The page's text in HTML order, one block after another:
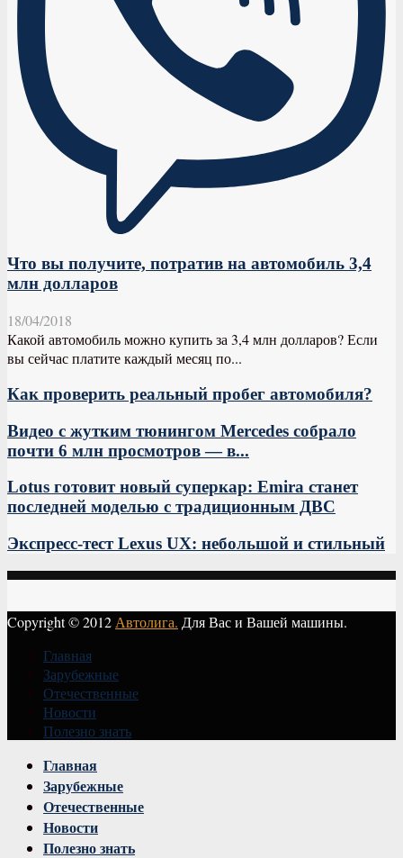
Что вы получите, потратив на автомобиль 3,4
млн долларов
18/04/2018
Какой автомобиль можно купить за 3,4 млн долларов? Если
вы сейчас платите каждый месяц по...
Как проверить реальный пробег автомобиля?
Видео с жутким тюнингом Mercedes собрало
почти 6 млн просмотров — в...
Lotus готовит новый суперкар: Emira станет
последней моделью с традиционным ДВС
Экспресс-тест Lexus UX: небольшой и стильный
Copyright © 2012 Автолига. Для Вас и Вашей машины.
Главная
Зарубежные
Отечественные
Новости
Полезно знать
Главная
Зарубежные
Отечественные
Новости
Полезно знать